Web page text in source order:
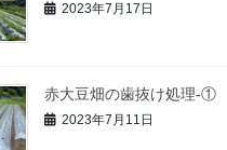
2023年7月17日
赤大豆畑の歯抜け処理-①
2023年7月11日